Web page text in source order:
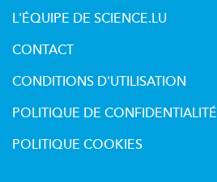
L'ÉQUIPE DE SCIENCE.LU
CONTACT
CONDITIONS D'UTILISATION
POLITIQUE DE CONFIDENTIALITÉ
POLITIQUE COOKIES